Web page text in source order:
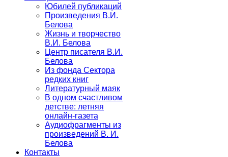
Юбилей публикаций
Произведения В.И.
Белова
Жизнь и творчество
В.И. Белова
Центр писателя В.И.
Белова
Из фонда Сектора
редких книг
Литературный маяк
В одном счастливом
детстве: летняя
онлайн-газета
Аудиофрагменты из
произведений В. И.
Белова
Контакты